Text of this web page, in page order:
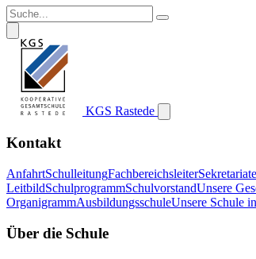
KGS Rastede
Kontakt
AnfahrtSchulleitungFachbereichsleiterSekretariate
LeitbildSchulprogrammSchulvorstandUnsere
OrganigrammAusbildungsschuleUnsere Schule
Über die Schule